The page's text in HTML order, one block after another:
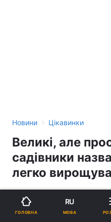
Новини › Цікавинки
Великі, але
садівники
легко
12:01, 16.05.26
ГОЛОВНА
RU
МОВА